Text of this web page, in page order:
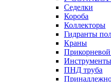
Седелки
Короба
Коллекторы
Гидранты
Краны
Инструменты
ПНД труба